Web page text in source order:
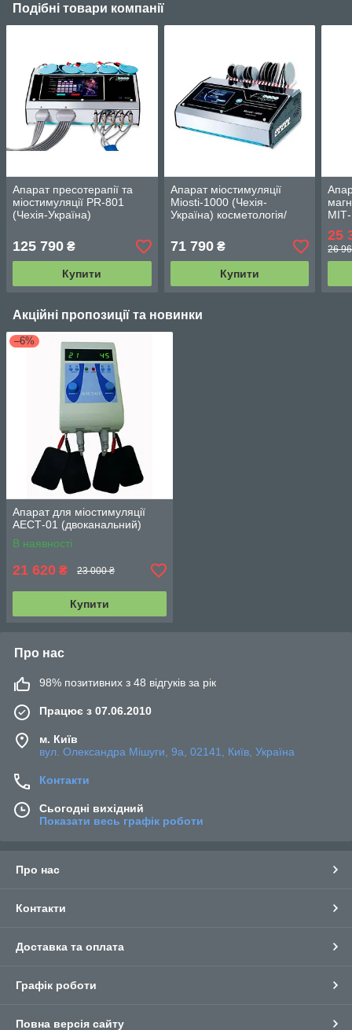
Подібні товари компанії
Апарат пресотерапії та
міостимуляції PR-801
(Чехія-Україна)
125 790 ₴
Купити
Апарат міостимуляції
Miosti-1000 (Чехія-
Україна) косметологія/
71 790₴
Купити
25
26
Акційні пропозиції та новинки
–6%
Апарат для міостимуляції
АЕСТ-01 (двоканальний)
В наявності
21 620 ₴ 23 000 ₴
Купити
Про нас
98% позитивних з 48 відгуків за рік
Працює з 07.06.2010
м. Київ
вул. Олександра Мішуги, 9а, 02141, Київ, Україна
Контакти
Сьогодні вихідний
Показати весь графік роботи
Про нас
Контакти
Доставка та оплата
Графік роботи
Повна версія сайту